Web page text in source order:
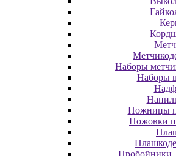
Наборы
Наборы
Ножницы
Ножовки
Пробойники,